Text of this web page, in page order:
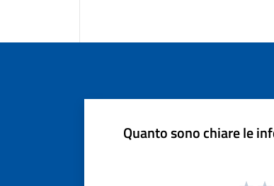
Quanto sono chiare le